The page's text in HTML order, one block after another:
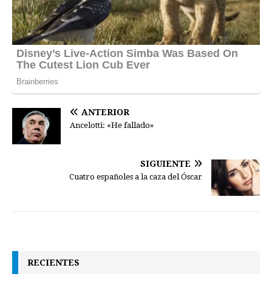
ANTERIOR
Ancelotti: «He fallado»
SIGUIENTE
Cuatro españoles a la caza del Óscar
RECIENTES